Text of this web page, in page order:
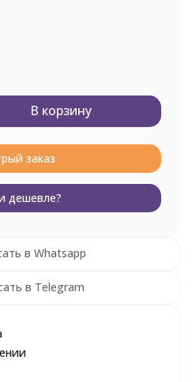
В корзину
заказ
дешевле?
в Whatsapp
в Telegram